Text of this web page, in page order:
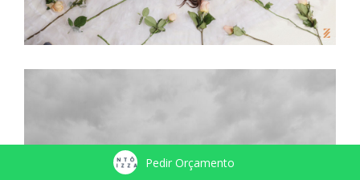
Pedir Orçamento